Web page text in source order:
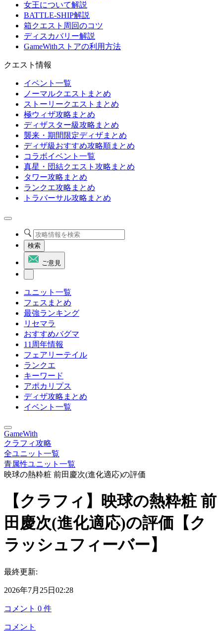
女王について解説
BATTLE-SHIP解説
箱クエスト周回のコツ
ディスカバリー解説
GameWithストアの利用方法
クエスト情報
イベント一覧
ノーマルクエストまとめ
ストーリークエストまとめ
極ウィザ攻略まとめ
ディザスター級攻略まとめ
襲来・期間限定ディザまとめ
ディザ級おすすめ攻略順まとめ
コラボイベント一覧
真星・団結クエスト攻略まとめ
タワー攻略まとめ
ランクエ攻略まとめ
トラバーサル攻略まとめ
検索
ご意見
ユニット一覧
フェスまとめ
最強ランキング
リセマラ
おすすめバグマ
11周年情報
フェアリーテイル
ランクエ
キーワード
アポカリプス
ディザ攻略まとめ
イベント一覧
GameWith
クラフィ攻略
全ユニット一覧
青属性ユニット一覧
映球の熱粋粧 前田慶次(進化適応)の評価
【クラフィ】映球の熱粋粧 前
田慶次(進化適応)の評価【ク
ラッシュフィーバー】
最終更新:
2026年7月25日02:28
コメント 0 件
コメント